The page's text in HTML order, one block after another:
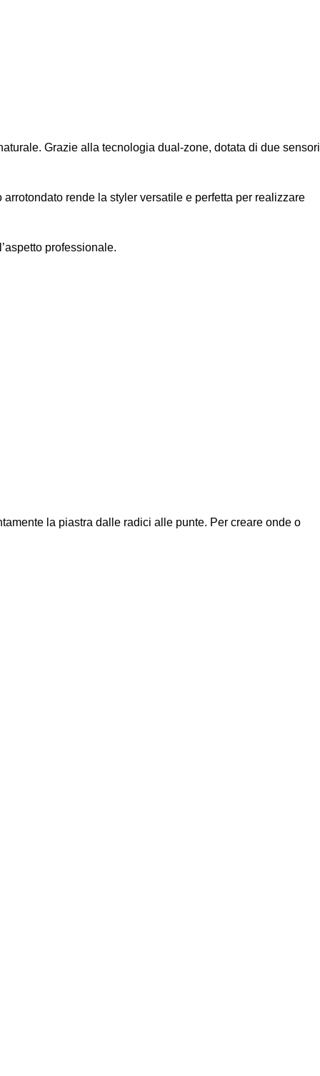
Grazie alla tecnologia dual-zone, dotata di due sensori
rende la styler versatile e perfetta per realizzare
professionale.
la piastra dalle radici alle punte. Per creare onde o